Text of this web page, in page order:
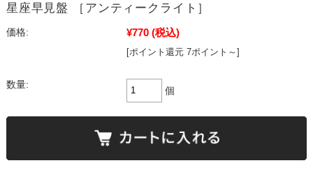
星座早見盤 ［アンティークライト］
価格: ¥770 (税込)
[ポイント還元 7ポイント～]
数量:
個